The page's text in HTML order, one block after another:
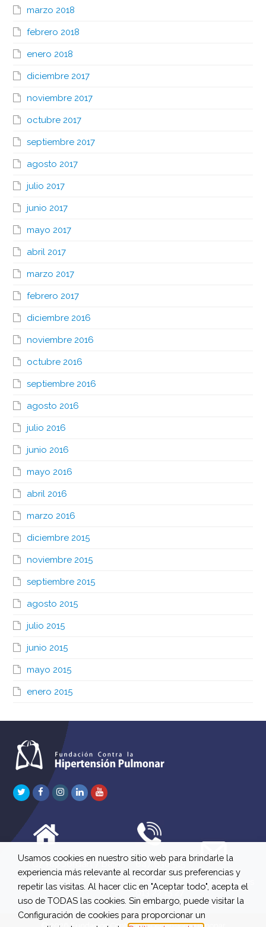
marzo 2018
febrero 2018
enero 2018
diciembre 2017
noviembre 2017
octubre 2017
septiembre 2017
agosto 2017
julio 2017
junio 2017
mayo 2017
abril 2017
marzo 2017
febrero 2017
diciembre 2016
noviembre 2016
octubre 2016
septiembre 2016
agosto 2016
julio 2016
junio 2016
mayo 2016
abril 2016
marzo 2016
diciembre 2015
noviembre 2015
septiembre 2015
agosto 2015
julio 2015
junio 2015
mayo 2015
enero 2015
TwitterFacebook
Instagram
LinkedInYoutube
C/ Río Jordán 7 bajo
A 28981 Parla Madrid
647 630 515
661 73 42 04
613 22 15 27
info@fchp.es
Usamos cookies en nuestro sitio web para brindarle la
experiencia más relevante al recordar sus preferencias y
repetir las visitas. Al hacer clic en "Aceptar todo", acepta el
uso de TODAS las cookies. Sin embargo, puede visitar la
Configuración de cookies para proporcionar un